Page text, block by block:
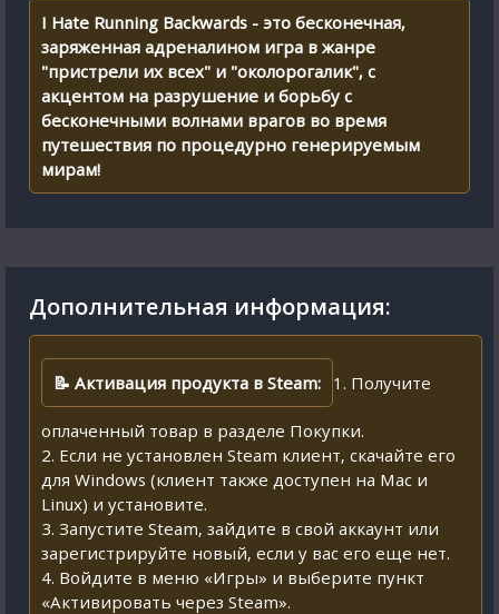
I Hate Running Backwards - это бесконечная,
заряженная адреналином игра в жанре
"пристрели их всех" и "околорогалик", с
акцентом на разрушение и борьбу с
бесконечными волнами врагов во время
путешествия по процедурно генерируемым
мирам!
Дополнительная информация:
📝 Активация продукта в Steam: 1. Получите
оплаченный товар в разделе Покупки.
2. Если не установлен Steam клиент, скачайте его
для Windows (клиент также доступен на Mac и
Linux) и установите.
3. Запустите Steam, зайдите в свой аккаунт или
зарегистрируйте новый, если у вас его еще нет.
4. Войдите в меню «Игры» и выберите пункт
«Активировать через Steam».